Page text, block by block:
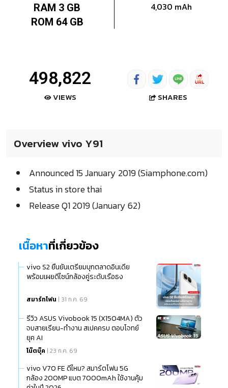
RAM 3 GB
ROM 64 GB
4,030 mAh
498,822
VIEWS SHARES
Overview vivo Y91
Announced 15 January 2019 (Siamphone.com)
Status in store thai
Release Q1 2019 (January 62)
เนื้อหาที่เกี่ยวข้อง
vivo S2 ยืนยันเตรียมบุกตลาดอินเดีย
พร้อมเผยดีไซน์กล้องคู่ระดับเรือธง
สมาร์ทโฟน | 31 ก.ค. 69
รีวิว ASUS Vivobook 15 (X1504MA) ตัว
จบสายเรียน-ทำงาน สเปคครบ ตอบโจทย์
ยุค AI
โน๊ตบุ๊ค | 23 ก.ค. 69
vivo V70 FE ดีไหม? สมาร์ตโฟน 5G
กล้อง 200MP แบต 7000mAh ใช้งานคุ้ม